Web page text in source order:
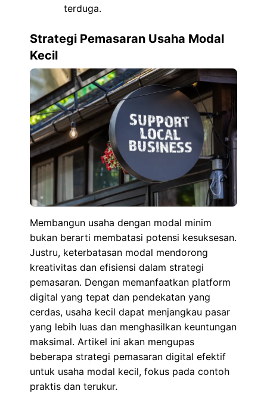
terduga.
Strategi Pemasaran Usaha Modal
Kecil
Membangun usaha dengan modal minim
bukan berarti membatasi potensi kesuksesan.
Justru, keterbatasan modal mendorong
kreativitas dan efisiensi dalam strategi
pemasaran. Dengan memanfaatkan platform
digital yang tepat dan pendekatan yang
cerdas, usaha kecil dapat menjangkau pasar
yang lebih luas dan menghasilkan keuntungan
maksimal. Artikel ini akan mengupas
beberapa strategi pemasaran digital efektif
untuk usaha modal kecil, fokus pada contoh
praktis dan terukur.